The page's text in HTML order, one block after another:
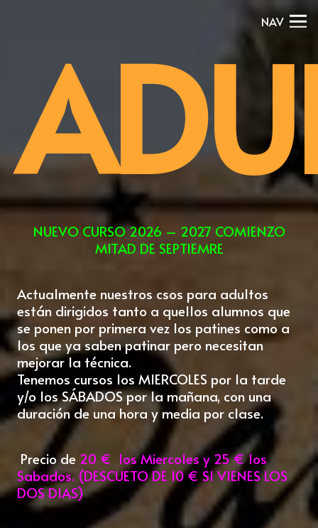
NAV
NUEVO CURSO 2026 – 2027 COMIENZO
MITAD DE SEPTIEMRE
Actualmente nuestros csos para adultos
están dirigidos tanto a quellos alumnos que
se ponen por primera vez los patines como a
los que ya saben patinar pero necesitan
mejorar la técnica.
Tenemos cursos los MIERCOLES por la tarde
y/o los SÁBADOS por la mañana, con una
duración de una hora y media por clase.
Precio de 20 € los Miercoles y 25 € los
Sabados. (DESCUETO DE 10 € SI VIENES LOS
DOS DIAS)